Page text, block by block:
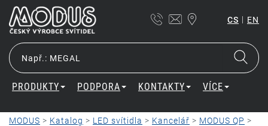
CS | EN
PRODUKTY PODPORA KONTAKTY VÍCE
MODUS > Katalog > LED svítidla > Kancelář > MODUS QP >